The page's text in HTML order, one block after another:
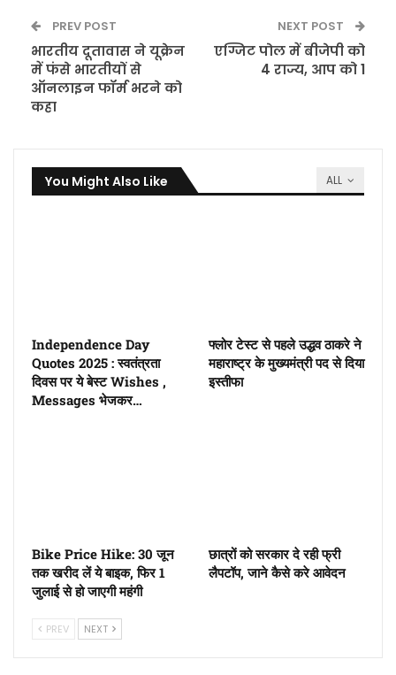
PREV POST
भारतीय दूतावास ने यूक्रेन
में फंसे भारतीयों से
ऑनलाइन फॉर्म भरने को
कहा
NEXT POST
एग्जिट पोल में बीजेपी को
4 राज्य, आप को 1
ALL
You Might Also Like
Independence Day
Quotes 2025 : स्वतंत्रता
दिवस पर ये बेस्ट Wishes ,
Messages भेजकर…
फ्लोर टेस्ट से पहले उद्धव ठाकरे ने
महाराष्ट्र के मुख्यमंत्री पद से दिया
इस्तीफा
Bike Price Hike: 30 जून
तक खरीद लें ये बाइक, फिर 1
जुलाई से हो जाएगी महंगी
छात्रों को सरकार दे रही फ्री
लैपटॉप, जाने कैसे करे आवेदन
PREV NEXT